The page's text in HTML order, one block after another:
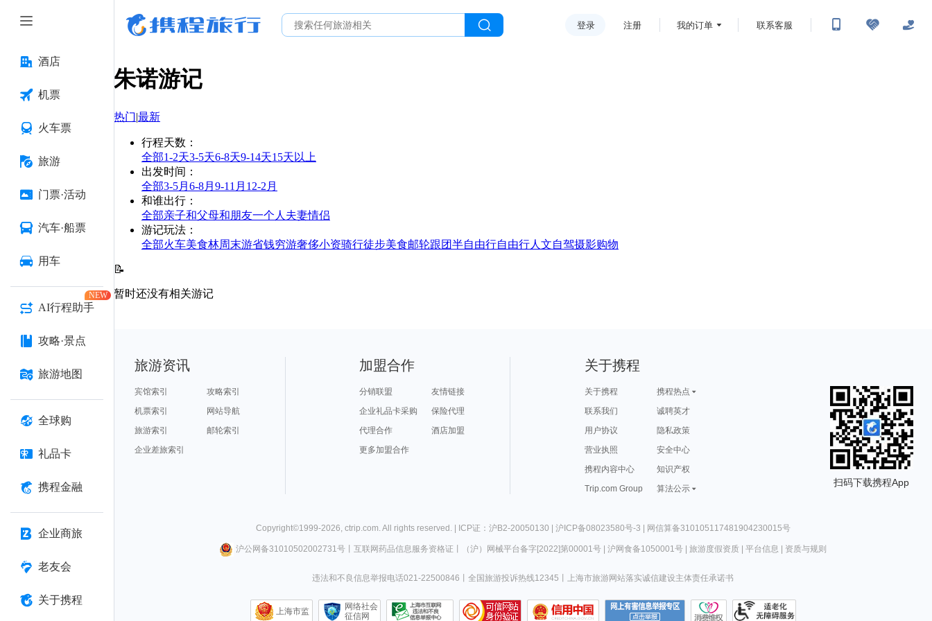
酒店
机票
火车票
旅游
门票·活动
汽车·船票
用车
AI行程助手
NEW
攻略·景点
旅游地图
全球购
礼品卡
携程金融
企业商旅
老友会
关于携程
登录 注册 我的订单 联系客服
朱诺游记
热门|最新
行程天数 ：
全部1-2天3-5天6-8天9-14天15天以上
出发时间 ：
全部3-5月 6-8月 9-11月 12-2月
和谁出行 ：
全部亲子和父母和朋友一个人 夫妻情侣
游记玩法 ：
全部火车美食林周末游省钱穷游奢侈小资骑行徒步美食邮轮跟团半自由行自由行人文自驾摄影购物
📝
暂时还没有相关游记
旅游资讯
宾馆索引
攻略索引
机票索引
网站导航
旅游索引
邮轮索引
企业差旅索引
加盟合作
分销联盟
友情链接
企业礼品卡采购
保险代理
代理合作
酒店加盟
更多加盟合作
关于携程
关于携程
携程热点
联系我们
诚聘英才
用户协议
隐私政策
营业执照
安全中心
携程内容中心
知识产权
Trip.com Group
算法公示
扫码下载携程App
Copyright©1999-2026, ctrip.com. All rights reserved. | ICP证：沪B2-20050130 | 沪ICP备08023580号-3 | 网信算备310105117481904230015号
沪公网备31010502002731号丨 互联网药品信息服务资格证 （沪）网械平台备字[2022]第00001号| 沪网食备1050001号| 旅游度假资质| 平台信息 资质与规则
违法和不良信息举报电话021-22500846 全国旅游投诉热线12345 上海市旅游网站落实诚信建设主体责任承诺书
上海市监
网络社会
征信网